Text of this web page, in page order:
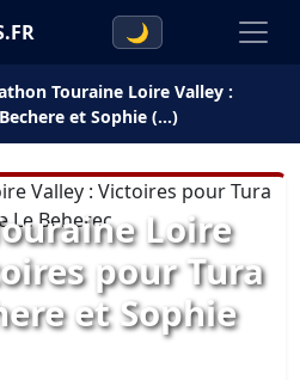
🌙
Touraine Loire Valley :
et Sophie (…)
Loire
pour Tura
et Sophie